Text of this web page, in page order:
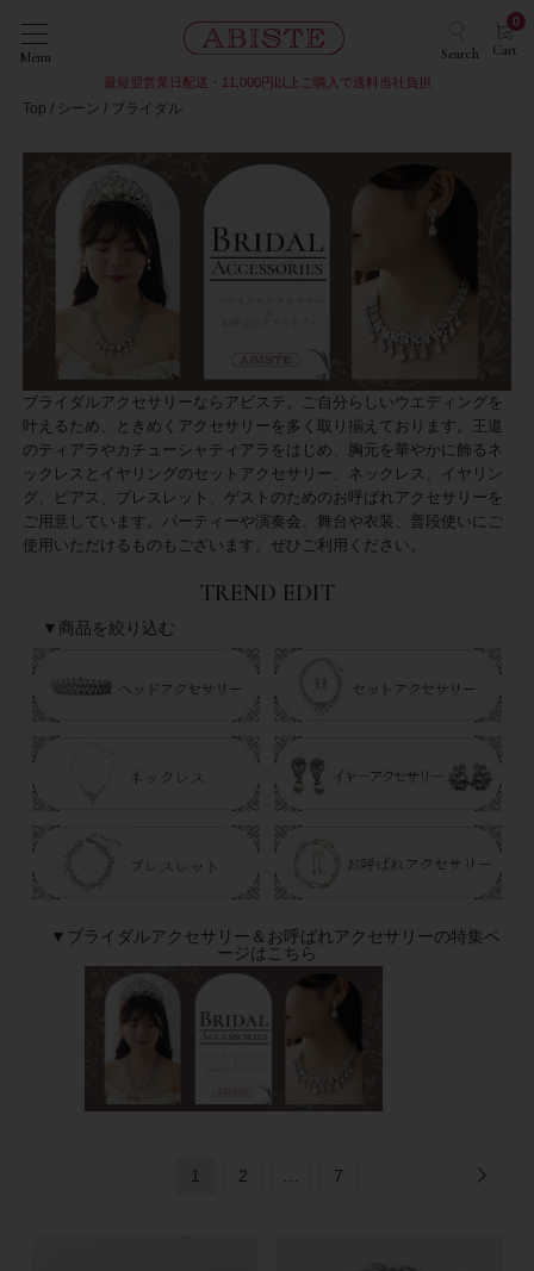
Menu Search Cart
0
最短翌営業日配送・11,000円以上ご購入で送料当社負担
Top シーン ブライダル
ブライダルアクセサリーならアビステ。ご自分らしいウエディングを
叶えるため、ときめくアクセサリーを多く取り揃えております。王道
のティアラやカチューシャティアラをはじめ、胸元を華やかに飾るネ
ックレスとイヤリングのセットアクセサリー、ネックレス、イヤリン
グ、ピアス、ブレスレット、ゲストのためのお呼ばれアクセサリーを
ご用意しています。パーティーや演奏会、舞台や衣装、普段使いにご
使用いただけるものもございます。ぜひご利用ください。
TREND EDIT
▼商品を絞り込む
▼ブライダルアクセサリー＆お呼ばれアクセサリーの特集ペ
ージはこちら
1 2 7